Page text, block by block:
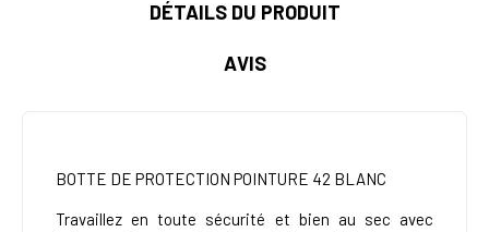
DÉTAILS DU PRODUIT
AVIS
BOTTE DE PROTECTION POINTURE 42 BLANC
Travaillez en toute sécurité et bien au sec avec